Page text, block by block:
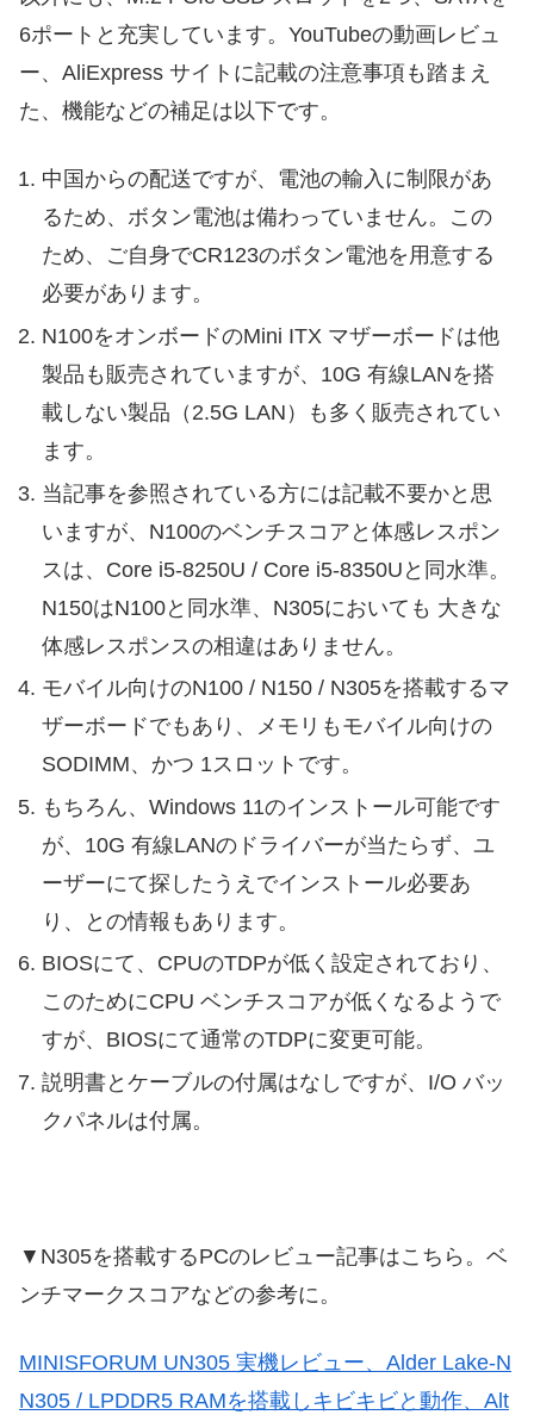
6ポートと充実しています。YouTubeの動画レビュ
ー、AliExpress サイトに記載の注意事項も踏まえ
た、機能などの補足は以下です。
中国からの配送ですが、電池の輸入に制限があ
るため、ボタン電池は備わっていません。この
ため、ご自身でCR123のボタン電池を用意する
必要があります。
N100をオンボードのMini ITX マザーボードは他
製品も販売されていますが、10G 有線LANを搭
載しない製品（2.5G LAN）も多く販売されてい
ます。
当記事を参照されている方には記載不要かと思
いますが、N100のベンチスコアと体感レスポン
スは、Core i5-8250U / Core i5-8350Uと同水準。
N150はN100と同水準、N305においても 大きな
体感レスポンスの相違はありません。
モバイル向けのN100 / N150 / N305を搭載するマ
ザーボードでもあり、メモリもモバイル向けの
SODIMM、かつ 1スロットです。
もちろん、Windows 11のインストール可能です
が、10G 有線LANのドライバーが当たらず、ユ
ーザーにて探したうえでインストール必要あ
り、との情報もあります。
BIOSにて、CPUのTDPが低く設定されており、
このためにCPU ベンチスコアが低くなるようで
すが、BIOSにて通常のTDPに変更可能。
説明書とケーブルの付属はなしですが、I/O バッ
クパネルは付属。
▼N305を搭載するPCのレビュー記事はこちら。ベ
ンチマークスコアなどの参考に。
MINISFORUM UN305 実機レビュー、Alder Lake-N
N305 / LPDDR5 RAMを搭載しキビキビと動作、Alt